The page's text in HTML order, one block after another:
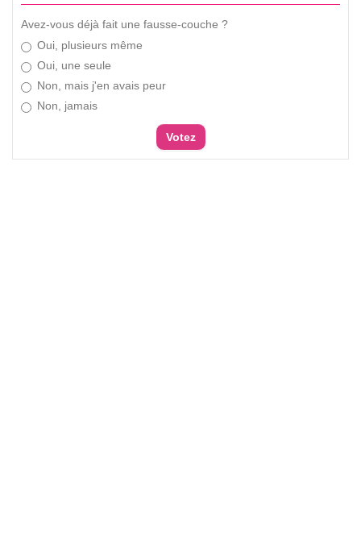
Avez-vous déjà fait une fausse-couche ?
Oui, plusieurs même
Oui, une seule
Non, mais j'en avais peur
Non, jamais